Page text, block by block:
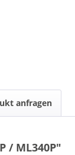
anfragen
/ ML340P"